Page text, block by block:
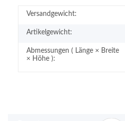
Versandgewicht:
Artikelgewicht:
Abmessungen ( Länge × Breite
× Höhe ):